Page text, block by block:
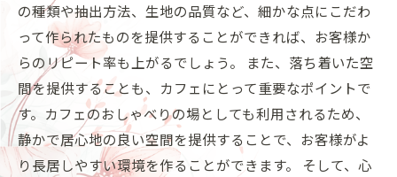
の種類や抽出方法、生地の品質など、細かな点にこだわ
って作られたものを提供することができれば、お客様か
らのリピート率も上がるでしょう。 また、落ち着いた空
間を提供することも、カフェにとって重要なポイントで
す。カフェのおしゃべりの場としても利用されるため、
静かで居心地の良い空間を提供することで、お客様がよ
り長居しやすい環境を作ることができます。 そして、心